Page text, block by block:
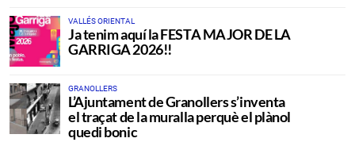
VALLÉS ORIENTAL
Ja tenim aquí la FESTA MAJOR DE LA
GARRIGA 2026!!
GRANOLLERS
L’Ajuntament de Granollers s’inventa
el traçat de la muralla perquè el plànol
quedi bonic